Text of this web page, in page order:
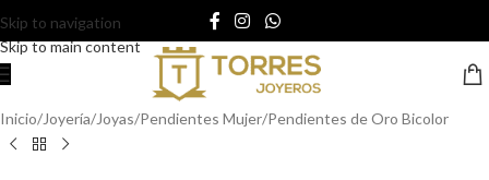
Skip to navigation
Skip to main content
Inicio/Joyería/Joyas/Pendientes Mujer/Pendientes de Oro Bicolor